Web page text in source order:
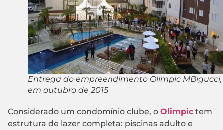
Entrega do empreendimento Olimpic MBigucci,
em outubro de 2015
Considerado um condomínio clube, o Olimpic tem
estrutura de lazer completa: piscinas adulto e